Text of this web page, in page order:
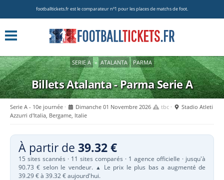
footballtickets.fr est le comparateur nº1 pour les places de matchs de foot.
SERIE A » ATALANTA PARMA
Billets Atalanta - ParmaSerie A
Serie A - 10e journée Dimanche 01 Novembre 2026 tbc
Stadio Atleti
Azzurri d'Italia, Bergame, Italie
À partir de 39.32 €
15 sites scannés · 11 sites comparés · 1 agence officielle · jusqu'à
90.73 € selon le vendeur. ▲
Le prix le plus bas a augmenté de
39.29 € à 39.32 € aujourd'hui.